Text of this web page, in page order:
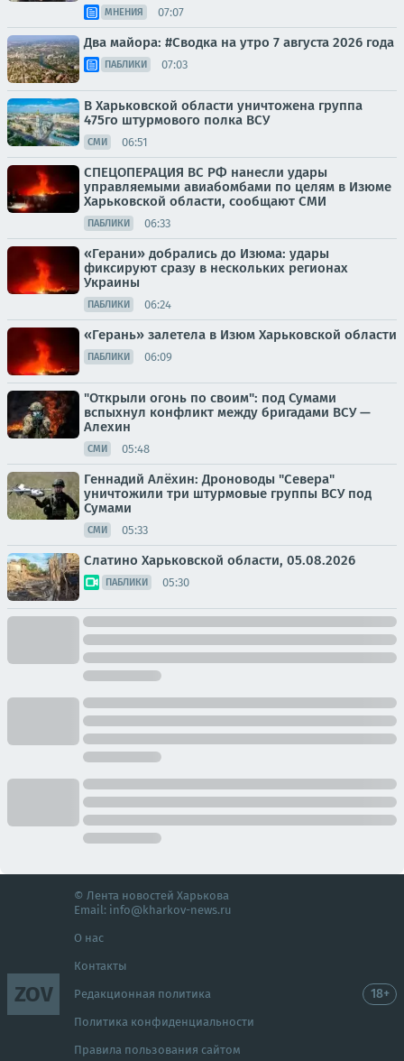
МНЕНИЯ 07:07
Два майора: #Сводка на утро 7 августа 2026 года
ПАБЛИКИ 07:03
В Харьковской области уничтожена группа
475го штурмового полка ВСУ
СМИ 06:51
СПЕЦОПЕРАЦИЯ ВС РФ нанесли удары
управляемыми авиабомбами по целям в Изюме
Харьковской области, сообщают СМИ
ПАБЛИКИ 06:33
«Герани» добрались до Изюма: удары
фиксируют сразу в нескольких регионах
Украины
ПАБЛИКИ 06:24
«Герань» залетела в Изюм Харьковской области
ПАБЛИКИ 06:09
"Открыли огонь по своим": под Сумами
вспыхнул конфликт между бригадами ВСУ —
Алехин
СМИ 05:48
Геннадий Алёхин: Дроноводы "Севера"
уничтожили три штурмовые группы ВСУ под
Сумами
СМИ 05:33
Слатино Харьковской области, 05.08.2026
ПАБЛИКИ 05:30
ZOV
© Лента новостей Харькова
Email: info@kharkov-news.ru
О нас
Контакты
Редакционная политика
Политика конфиденциальности
Правила пользования сайтом
18+